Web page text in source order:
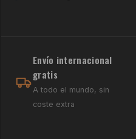
Envío internacional
gratis
A todo el mundo, sin
coste extra